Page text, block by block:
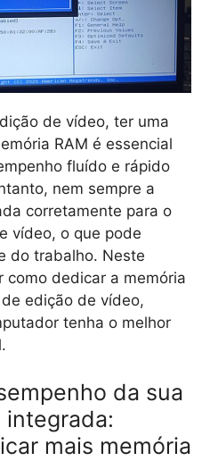
de vídeo, ter uma
RAM é essencial
fluído e rápido
nem sempre a
corretamente para o
vídeo, o que pode
do trabalho. Neste
como dedicar a memória
edição de vídeo,
tenha o melhor
da sua
mais memória